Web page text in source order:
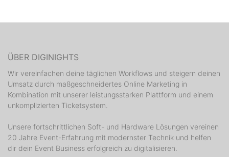
ÜBER DIGINIGHTS
Wir vereinfachen deine täglichen Workflows und steigern deinen
Umsatz durch maßgeschneidertes Online Marketing in
Kombination mit unserer leistungsstarken Plattform und einem
unkomplizierten Ticketsystem.
Unsere fortschrittlichen Soft- und Hardware Lösungen vereinen
20 Jahre Event-Erfahrung mit modernster Technik und helfen
dir dein Event Business erfolgreich zu digitalisieren.